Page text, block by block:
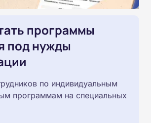
программы
под нужды
по индивидуальным
программам на специальных